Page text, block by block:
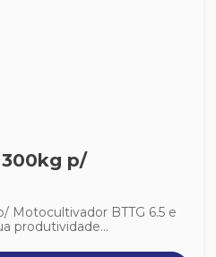
p/
Motocultivador BTTG 6.5 e
produtividade...